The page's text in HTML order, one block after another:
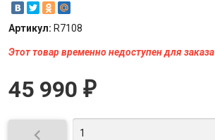
Артикул: R7108
Этот товар временно недоступен для заказа
45 990 ₽
